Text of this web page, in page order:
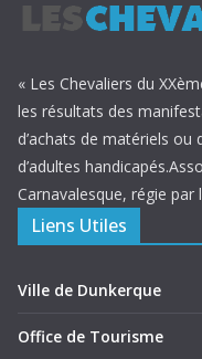
« Les Chevaliers du
les résultats des
d’achats de matériels ou
d’adultes
Carnavalesque, régie par
Liens Utiles
Ville de Dunkerque
Office de Tourisme